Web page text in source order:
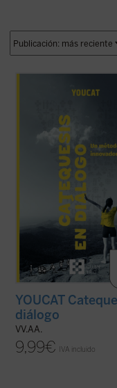
es el manual para todo el
profunda en la gente joven. Una
introducción general a la catequesis
moderna, pero ...(ver ficha)
YOUCAT
diálogo
VV.AA.
9,99€ IVA incluido